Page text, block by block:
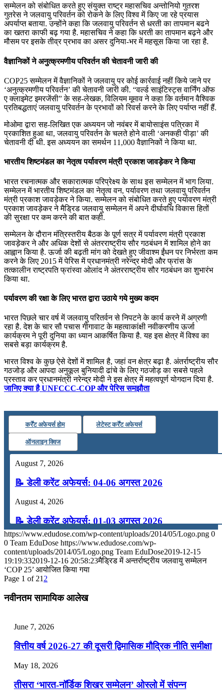
सम्मेलन को संबोधित करते हुए संयुक्त राष्ट्र महासचिव अन्तोनियो गुतरश
गुतरेस ने जलवायु परिवर्तन को रोकने के लिए विश्व में किए जा रहे प्रयास
अपर्याप्त बताया. उन्होंने कहा कि जलवायु परिवर्तन से धरती का तापमान बढने
का खतरा काफी बढ़ गया है. महासचिव ने कहा कि धरती का तापमान बढ़ने और
मौसम पर इसके तीव्र प्रभाव का असर दुनिया-भर में महसूस किया जा रहा है.
वैज्ञानिकों ने अनुत्क्रमणीय परिवर्तन की चेतावनी जारी की
COP25 सम्मेलन में वैज्ञानिकों ने जलवायु पर कोई कार्रवाई नहीं किये जाने पर
‘अनुत्क्रमणीय परिवर्तन’ की चेतावनी जारी की. “वर्ल्ड साइंटिस्ट्स वार्निंग ऑफ
ए क्लाइमेट इमरजेंसी” के सह-लेखक, विलियम मूमाव ने कहा कि वर्तमान वैश्विक
प्रतिबद्धताएं जलवायु परिवर्तन के प्रभावों को रिवर्स करने के लिए पर्याप्त नहीं हैं.
मोओमा द्वारा सह-लिखित एक अध्ययन जो नवंबर में बायोसाइंस पत्रिका में
प्रकाशित हुआ था, जलवायु परिवर्तन के चलते होने वाली ‘अनकही पीड़ा’ की
चेतावनी दी थी. इस अध्ययन का समर्थन 11,000 वैज्ञानिकों ने किया था.
भारतीय शिष्टमंडल का नेतृत्व पर्यावरण मंत्री प्रकाश जावड़ेकर ने किया
भारत रचनात्‍मक और सकारात्‍मक परिप्रेक्ष्‍य के साथ इस सम्‍मेलन में भाग लिया.
सम्मेलन में भारतीय शिष्टमंडल का नेतृत्व वन, पर्यावरण तथा जलवायु परिवर्तन
मंत्री प्रकाश जावड़ेकर ने किया. सम्मेलन को संबोधित करते हुए पर्यावरण मंत्री
प्रकाश जावड़ेकर ने मैड्रिड जलवायु सम्‍मेलन में अपने दीर्घावधि विकास हितों
की सुरक्षा पर कम करने की बात कही.
सम्‍मेलन के दौरान मंत्रिस्‍तरीय बैठक के पूर्ण सत्र में पर्यावरण मंत्री प्रकाश
जावड़ेकर ने और अधिक देशों से अंतरराष्‍ट्रीय सौर गठबंधन में शामिल होने का
आह्वान किया है. ऊर्जा की बढ़ती मांग को देखते हुए जीवाश्‍म ईंधन पर निर्भरता कम
करने के लिए 2015 में पेरिस में प्रधानमंत्री नरेन्‍द्र मोदी और फ्रांस के
तत्‍कालीन राष्‍ट्रपति फ्रांस्‍वा ओलांद ने अंतरराष्‍ट्रीय सौर गठबंधन का शुभारंभ
किया था.
पर्यावरण की रक्षा के लिए भारत द्वारा उठाये गये मुख्य कदम
भारत पिछले चार वर्ष में जलवायु परितर्वन से निपटने के कार्य करने में अग्रणी
रहा है. देश के चार सौ पचास गीगावाट के महत्‍वाकांक्षी नवीकरणीय ऊर्जा
कार्यक्रम ने पूरी दुनिया का ध्‍यान आकर्षित किया है. यह इस क्षेत्र में विश्‍व का
सबसे बड़ा कार्यक्रम है.
भारत विश्‍व के कुछ ऐसे देशों में शामिल है, जहां वन क्षेत्र बढ़ा है. अंतर्राष्‍ट्रीय सौर
गठजोड़ और आपदा अनुकूल बुनियादी ढांचे के लिए गठजोड़ का सबसे पहले
प्रस्‍ताव कर प्रधानमंत्री नरेन्‍द्र मोदी ने इस क्षेत्र में महत्‍वपूर्ण योगदान दिया है.
जानिए क्या है UNFCCC-COP और पेरिस समझौता
कर्रेंट अफेयर्स होम लेटेस्ट कर्रेंट अफेयर्स
ऑनलाइन क्विज
August 7, 2026
📝 डेली करेंट अफेयर्स: 04-06 अगस्त 2026
August 4, 2026
📝 डेली करेंट अफेयर्स: 01-03 अगस्त 2026
July 31, 2026
📝 डेली करेंट अफेयर्स: 28-31 जुलाई 2026
July 28, 2026
📝 डेली करेंट अफेयर्स: 25-27 जुलाई 2026
https://www.edudose.com/wp-content/uploads/2014/05/Logo.png 0
0 Team EduDose https://www.edudose.com/wp-
content/uploads/2014/05/Logo.png Team EduDose2019-12-15
19:19:332019-12-16 20:58:23मैड्रिड में अन्तर्राष्ट्रीय जलवायु सम्मेलन
‘COP 25’ आयोजित किया गया
Page 1 of 21 2
नवीनतम सामायिक आलेख
June 7, 2026
वित्तीय वर्ष 2026-27 की दूसरी द्विमासिक मौद्रिक नीति समीक्षा
May 18, 2026
तीसरा ‘भारत-नॉर्डिक शिखर सम्मेलन’ ओस्लो में संपन्न